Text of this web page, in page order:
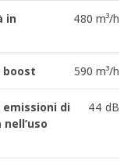
in
480 m³/h
boost 590 m³/h
di
44 dB